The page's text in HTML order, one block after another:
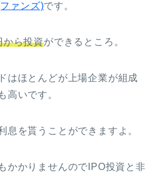
ァンズ)です。
から投資ができるところ。
はほとんどが上場企業が組成
高いです。
息を貰うことができますよ。
かかりませんのでIPO投資と非